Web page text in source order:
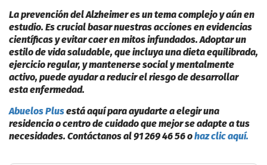
La prevención del Alzheimer es un tema complejo y aún en
estudio. Es crucial basar nuestras acciones en evidencias
científicas y evitar caer en mitos infundados. Adoptar un
estilo de vida saludable, que incluya una dieta equilibrada,
ejercicio regular, y mantenerse social y mentalmente
activo, puede ayudar a reducir el riesgo de desarrollar
esta enfermedad.
Abuelos Plusestá aquí para ayudarte a elegir una
residencia o centro de cuidado que mejor se adapte a tus
necesidades. Contáctanos al 91 269 46 56 ohaz clic aquí.